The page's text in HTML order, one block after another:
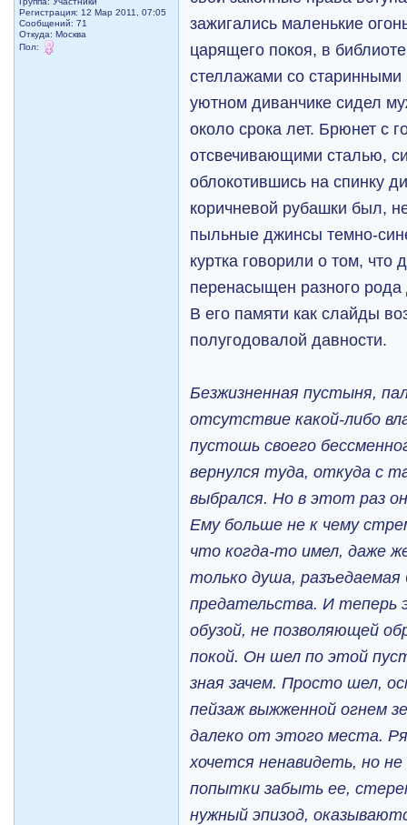
Регистрация: 12 Мар 2011, 07:05
Сообщений: 71
Откуда: Москва
Пол:
зажигались маленькие
царящего покоя, в
стеллажами со
уютном диванчике сидел
около срока лет. Брюнет с
отсвечивающими сталью,
облокотившись на спинку
коричневой рубашки был,
пыльные джинсы темно-
куртка говорили о том, что
перенасыщен разного
В его памяти как слайды
полугодовалой давности.
Безжизненная пустыня,
отсутствие какой-либо
пустошь своего
вернулся туда, откуда с
выбрался. Но в этот раз
Ему больше не к чему
что когда-то имел, даже
только душа,
предательства. И теперь
обузой, не позволяющей
покой. Он шел по этой
зная зачем. Просто шел,
пейзаж выжженной огнем
далеко от этого места.
хочется ненавидеть, но
попытки забыть ее,
нужный эпизод,